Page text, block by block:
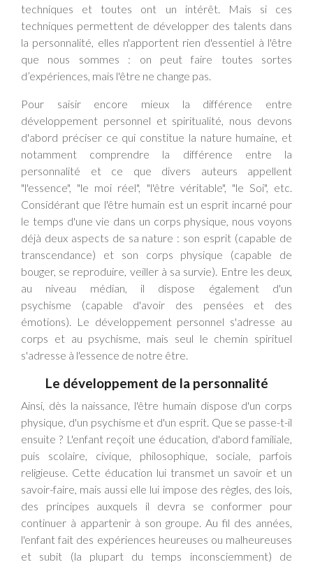
techniques et toutes ont un intérêt. Mais si ces
techniques permettent de développer des talents dans
la personnalité, elles n'apportent rien d'essentiel à l'être
que nous sommes : on peut faire toutes sortes
d’expériences, mais l'être ne change pas.
Pour saisir encore mieux la différence entre
développement personnel et spiritualité, nous devons
d'abord préciser ce qui constitue la nature humaine, et
notamment comprendre la différence entre la
personnalité et ce que divers auteurs appellent
"l'essence", "le moi réel", "l'être véritable", "le Soi", etc.
Considérant que l'être humain est un esprit incarné pour
le temps d'une vie dans un corps physique, nous voyons
déjà deux aspects de sa nature : son esprit (capable de
transcendance) et son corps physique (capable de
bouger, se reproduire, veiller à sa survie). Entre les deux,
au niveau médian, il dispose également d'un
psychisme (capable d'avoir des pensées et des
émotions). Le développement personnel s'adresse au
corps et au psychisme, mais seul le chemin spirituel
s'adresse à l'essence de notre être.
Le développement de la personnalité
Ainsi, dès la naissance, l'être humain dispose d'un corps
physique, d'un psychisme et d'un esprit. Que se passe-t-il
ensuite ? L'enfant reçoit une éducation, d'abord familiale,
puis scolaire, civique, philosophique, sociale, parfois
religieuse. Cette éducation lui transmet un savoir et un
savoir-faire, mais aussi elle lui impose des règles, des lois,
des principes auxquels il devra se conformer pour
continuer à appartenir à son groupe. Au fil des années,
l'enfant fait des expériences heureuses ou malheureuses
et subit (la plupart du temps inconsciemment) de